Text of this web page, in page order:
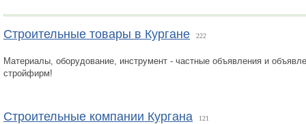
Строительные товары в Кургане 222
Материалы, оборудование, инструмент - частные объявления и
стройфирм!
Строительные компании Кургана 121